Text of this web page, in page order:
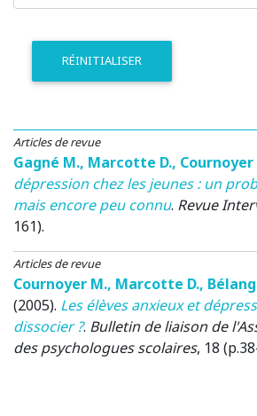
RÉINITIALISER
Articles de revue
Gagné M., Marcotte D., Cournoyer
dépression chez les jeunes : un
mais encore peu connu. Revue
161).
Articles de revue
Cournoyer M., Marcotte D.,
(2005). Les élèves anxieux et
dissocier ?. Bulletin de liaison de
des psychologues scolaires, 18